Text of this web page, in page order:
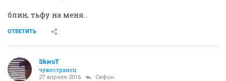
блин, тьфу на меня..
ОТВЕТИТЬ
SkwоT
чужестранец
27 апреля 2016 Сифон